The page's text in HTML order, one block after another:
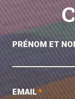
PRÉNOM ET
EMAIL*